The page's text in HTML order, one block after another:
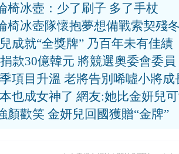
椅冰壺：少了刷子 多了手杖
椅冰壺隊懷抱夢想備戰索契殘
成就“全獎牌” 乃百年未有佳績
款30億韓元 將競選奧委會委員
項目升溫 老將告別唏噓小將成
也成女神了 網友:她比金妍兒
顏歡笑 金妍兒回國獲贈“金牌”